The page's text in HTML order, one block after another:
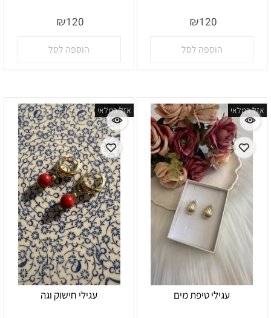
₪120
הוספה לסל
₪120
הוספה לסל
אזל במלאי
עגילי טיפת מים
אזל במלאי
עגילי חישוק וגה